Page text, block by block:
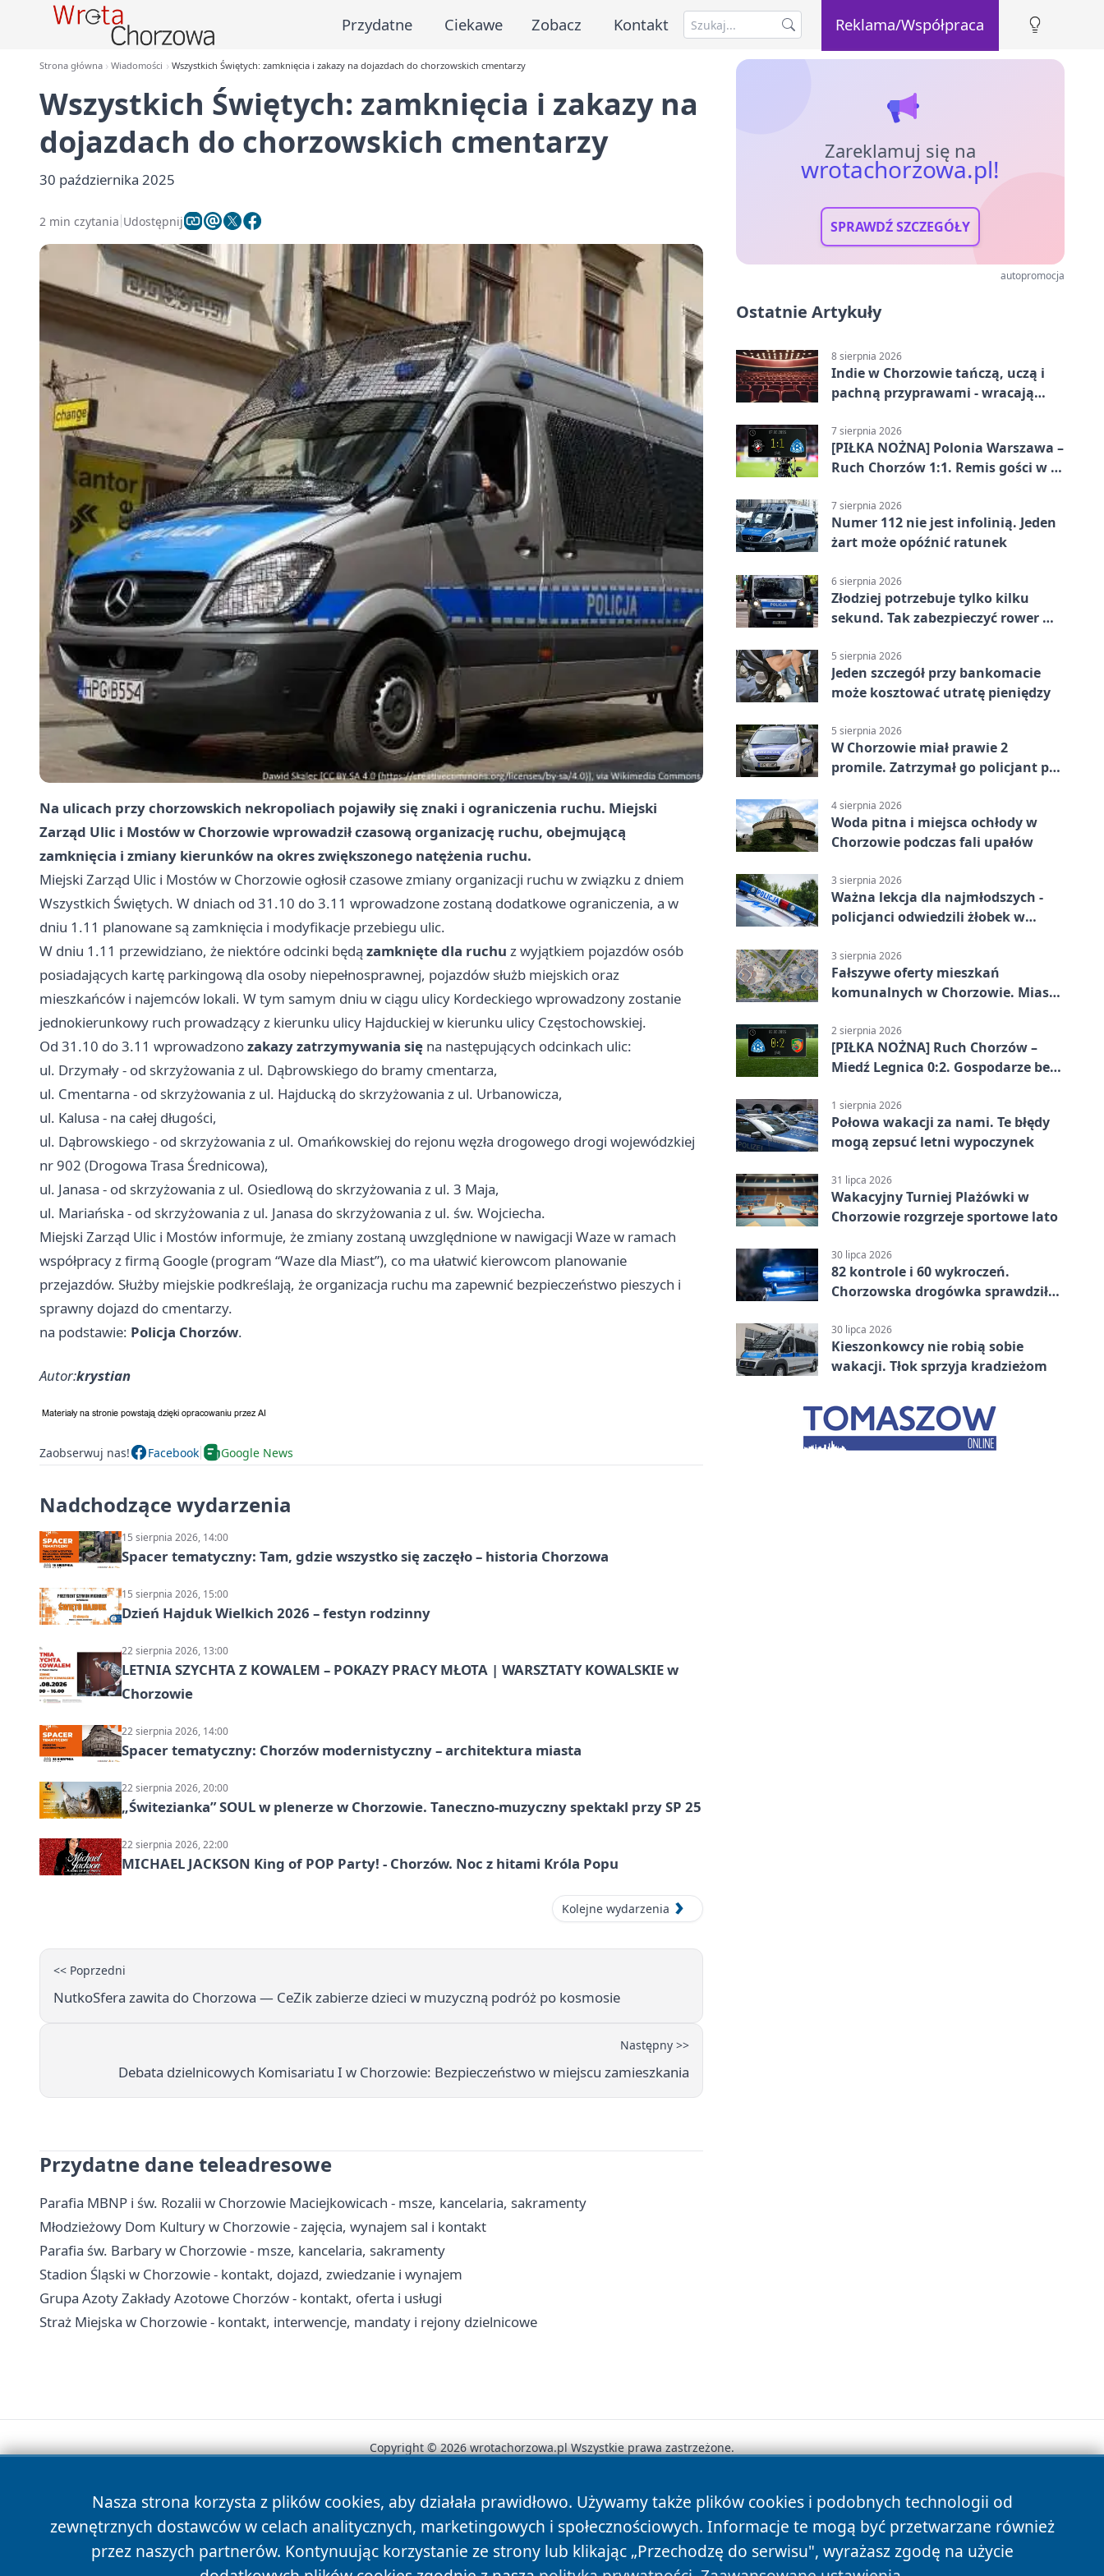
Przydatne Ciekawe Zobacz Kontakt Reklama/Współpraca
Strona główna Wiadomości Wszystkich Świętych: zamknięcia i zakazy na dojazdach do chorzowskich cmentarzy
Wszystkich Świętych: zamknięcia i zakazy na
dojazdach do chorzowskich cmentarzy
30 października 2025
2 min czytania Udostępnij
Na ulicach przy chorzowskich nekropoliach pojawiły się znaki i ograniczenia ruchu. Miejski
Zarząd Ulic i Mostów w Chorzowie wprowadził czasową organizację ruchu, obejmującą
zamknięcia i zmiany kierunków na okres zwiększonego natężenia ruchu.
Miejski Zarząd Ulic i Mostów w Chorzowie ogłosił czasowe zmiany organizacji ruchu w związku z dniem
Wszystkich Świętych. W dniach od 31.10 do 3.11 wprowadzone zostaną dodatkowe ograniczenia, a w
dniu 1.11 planowane są zamknięcia i modyfikacje przebiegu ulic.
W dniu 1.11 przewidziano, że niektóre odcinki będą zamknięte dla ruchu z wyjątkiem pojazdów osób
posiadających kartę parkingową dla osoby niepełnosprawnej, pojazdów służb miejskich oraz
mieszkańców i najemców lokali. W tym samym dniu w ciągu ulicy Kordeckiego wprowadzony zostanie
jednokierunkowy ruch prowadzący z kierunku ulicy Hajduckiej w kierunku ulicy Częstochowskiej.
Od 31.10 do 3.11 wprowadzonozakazy zatrzymywania się na następujących odcinkach ulic:
ul. Drzymały - od skrzyżowania z ul. Dąbrowskiego do bramy cmentarza,
ul. Cmentarna - od skrzyżowania z ul. Hajducką do skrzyżowania z ul. Urbanowicza,
ul. Kalusa - na całej długości,
ul. Dąbrowskiego - od skrzyżowania z ul. Omańkowskiej do rejonu węzła drogowego drogi wojewódzkiej
nr 902 (Drogowa Trasa Średnicowa),
ul. Janasa - od skrzyżowania z ul. Osiedlową do skrzyżowania z ul. 3 Maja,
ul. Mariańska - od skrzyżowania z ul. Janasa do skrzyżowania z ul. św. Wojciecha.
Miejski Zarząd Ulic i Mostów informuje, że zmiany zostaną uwzględnione w nawigacji Waze w ramach
współpracy z firmą Google (program “Waze dla Miast”), co ma ułatwić kierowcom planowanie
przejazdów. Służby miejskie podkreślają, że organizacja ruchu ma zapewnić bezpieczeństwo pieszych i
sprawny dojazd do cmentarzy.
na podstawie: Policja Chorzów.
Autor:krystian
Zaobserwuj nas! Facebook Google News
Nadchodzące wydarzenia
15 sierpnia 2026, 14:00
Spacer tematyczny: Tam, gdzie wszystko się zaczęło – historia Chorzowa
15 sierpnia 2026, 15:00
Dzień Hajduk Wielkich 2026 – festyn rodzinny
22 sierpnia 2026, 13:00
LETNIA SZYCHTA Z KOWALEM – POKAZY PRACY MŁOTA | WARSZTATY KOWALSKIE w
Chorzowie
22 sierpnia 2026, 14:00
Spacer tematyczny: Chorzów modernistyczny – architektura miasta
22 sierpnia 2026, 20:00
„Świtezianka” SOUL w plenerze w Chorzowie. Taneczno-muzyczny spektakl przy SP 25
22 sierpnia 2026, 22:00
MICHAEL JACKSON King of POP Party! - Chorzów. Noc z hitami Króla Popu
Kolejne wydarzenia
<< Poprzedni
NutkoSfera zawita do Chorzowa — CeZik zabierze dzieci w muzyczną podróż po kosmosie
Następny >>
Debata dzielnicowych Komisariatu I w Chorzowie: Bezpieczeństwo w miejscu zamieszkania
Przydatne dane teleadresowe
Parafia MBNP i św. Rozalii w Chorzowie Maciejkowicach - msze, kancelaria, sakramenty
Młodzieżowy Dom Kultury w Chorzowie - zajęcia, wynajem sal i kontakt
Parafia św. Barbary w Chorzowie - msze, kancelaria, sakramenty
Stadion Śląski w Chorzowie - kontakt, dojazd, zwiedzanie i wynajem
Grupa Azoty Zakłady Azotowe Chorzów - kontakt, oferta i usługi
Straż Miejska w Chorzowie - kontakt, interwencje, mandaty i rejony dzielnicowe
Zareklamuj się na
wrotachorzowa.pl!
SPRAWDŹ SZCZEGÓŁY
autopromocja
Ostatnie Artykuły
8 sierpnia 2026
Indie w Chorzowie tańczą, uczą i
pachną przyprawami - wracają
7 sierpnia 2026
[PIŁKA NOŻNA] Polonia Warszawa –
Ruch Chorzów 1:1. Remis gości w 3.
7 sierpnia 2026
Numer 112 nie jest infolinią. Jeden
żart może opóźnić ratunek
6 sierpnia 2026
Złodziej potrzebuje tylko kilku
sekund. Tak zabezpieczyć rower w
5 sierpnia 2026
Jeden szczegół przy bankomacie
może kosztować utratę pieniędzy
5 sierpnia 2026
W Chorzowie miał prawie 2
promile. Zatrzymał go policjant po
4 sierpnia 2026
Woda pitna i miejsca ochłody w
Chorzowie podczas fali upałów
3 sierpnia 2026
Ważna lekcja dla najmłodszych -
policjanci odwiedzili żłobek w
3 sierpnia 2026
Fałszywe oferty mieszkań
komunalnych w Chorzowie. Miasto
2 sierpnia 2026
[PIŁKA NOŻNA] Ruch Chorzów –
Miedź Legnica 0:2. Gospodarze bez
1 sierpnia 2026
Połowa wakacji za nami. Te błędy
mogą zepsuć letni wypoczynek
31 lipca 2026
Wakacyjny Turniej Plażówki w
Chorzowie rozgrzeje sportowe lato
30 lipca 2026
82 kontrole i 60 wykroczeń.
Chorzowska drogówka sprawdziła
30 lipca 2026
Kieszonkowcy nie robią sobie
wakacji. Tłok sprzyja kradzieżom
Nasza strona korzysta z plików cookies, aby działała prawidłowo. Używamy także plików cookies i podobnych technologii od
zewnętrznych dostawców w celach analitycznych, marketingowych i społecznościowych. Informacje te mogą być przetwarzane również
przez naszych partnerów. Kontynuując korzystanie ze strony lub klikając „Przechodzę do serwisu", wyrażasz zgodę na użycie
Copyright © 2026 wrotachorzowa.pl Wszystkie prawa zastrzeżone.
News Autorzy Polityka Prywatności Polityka Cookies